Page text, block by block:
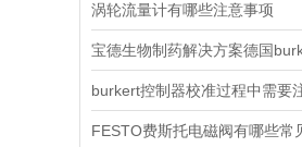
涡轮流量计有哪些注意事项
宝德生物制药解决方案德国